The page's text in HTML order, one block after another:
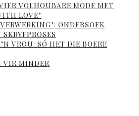
VOLHOUBARE MODE MET
LOVE’
ONDERSOEK
VROU: SÓ HET DIE BOERE
VIR MINDER